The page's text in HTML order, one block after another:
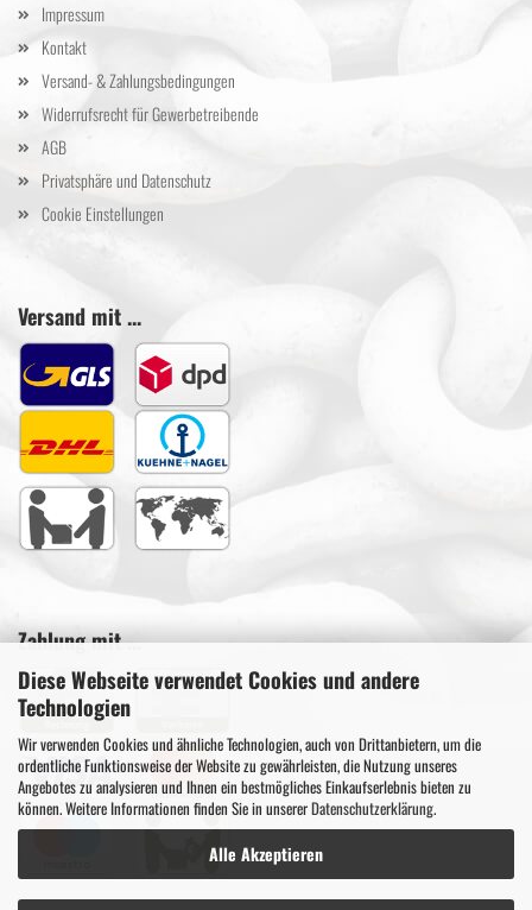
Diese Webseite verwendet Cookies und andere
Technologien
Wir verwenden Cookies und ähnliche Technologien, auch von Drittanbietern, um die
ordentliche Funktionsweise der Website zu gewährleisten, die Nutzung unseres
Angebotes zu analysieren und Ihnen ein bestmögliches Einkaufserlebnis bieten zu
können. Weitere Informationen finden Sie in unsererDatenschutzerklärung.
Alle Akzeptieren
Impressum
Kontakt
Versand- & Zahlungsbedingungen
Widerrufsrecht für Gewerbetreibende
AGB
Privatsphäre und Datenschutz
Cookie Einstellungen
Versand mit ...
Zahlung mit ...